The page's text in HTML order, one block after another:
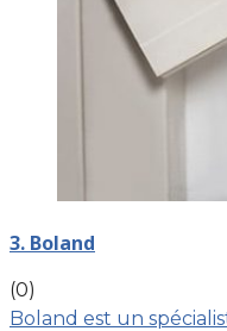
3. Boland
(0)
Boland est un